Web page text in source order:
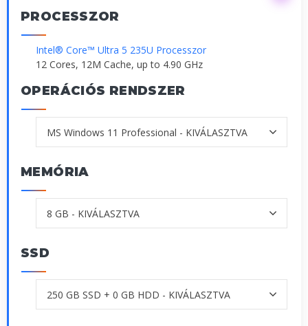
PROCESSZOR
Intel® Core™ Ultra 5 235U Processzor
12 Cores, 12M Cache, up to 4.90 GHz
OPERÁCIÓS RENDSZER
MEMÓRIA
SSD